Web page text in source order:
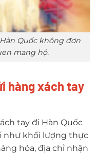
Quốc không đơn
mang hộ.
hàng xách tay
tay đi Hàn Quốc
như khối lượng thực
hóa, địa chỉ nhận